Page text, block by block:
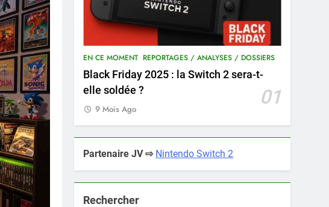
EN CE MOMENT REPORTAGES / ANALYSES / DOSSIERS
Black Friday 2025 : la Switch 2 sera-t-
elle soldée ?
01
9 Mois Ago
Partenaire JV ⇨ Nintendo Switch 2
Rechercher